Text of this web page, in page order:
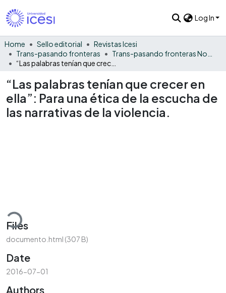
Log In
Home Sello editorial
Revistas Icesi
Trans-pasando fronteras
“Las palabras tenían que crecer en
ella”: Para una ética de la escucha de
las narrativas de la violencia.
Files
documento.html (307 B)
Date
2016-07-01
Authors